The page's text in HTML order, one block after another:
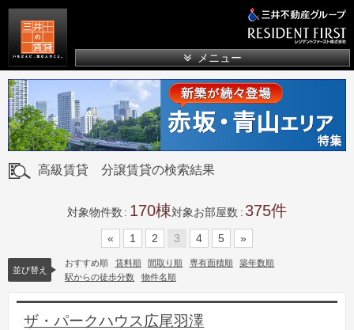
メニュー
高級賃貸 分譲賃貸の検索結果
対象物件数 170 対象お部屋数 375
« 1 2 3 4 5 »
並び替え
おすすめ順 賃料順 間取り順 専有面積順
築年数順
駅からの徒歩分数
物件名順
ザ・パークハウス広尾羽澤